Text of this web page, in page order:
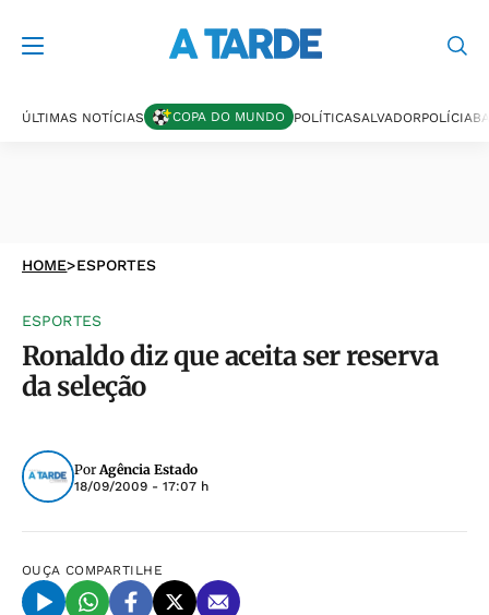
ÚLTIMAS NOTÍCIAS COPA DO MUNDO POLÍTICASALVADORPOLÍCIA
HOME>ESPORTES
ESPORTES
Ronaldo diz que aceita ser reserva
da seleção
PorAgência Estado
18/09/2009 - 17:07 h
OUÇA COMPARTILHE